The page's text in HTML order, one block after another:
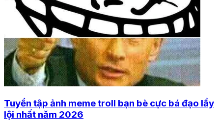
Tuyển tập ảnh meme troll bạn bè cực bá đạo lầy
lội nhất năm 2026